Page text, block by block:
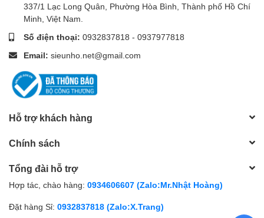
337/1 Lạc Long Quân, Phường Hòa Bình, Thành phố Hồ Chí
Minh, Việt Nam.
Số điện thoại: 0932837818 - 0937977818
Email: sieunho.net@gmail.com
Hỗ trợ khách hàng
Chính sách
Tổng đài hỗ trợ
Hợp tác, chào hàng: 0934606607 (Zalo:Mr.Nhật Hoàng)
Đặt hàng Sỉ: 0932837818 (Zalo:X.Trang)